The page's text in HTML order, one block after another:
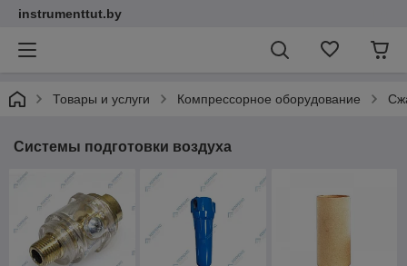
instrumenttut.by
Товары и услуги Компрессорное оборудование
Системы подготовки воздуха